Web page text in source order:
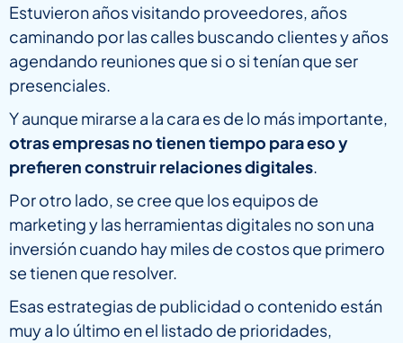
Estuvieron años visitando proveedores, años
caminando por las calles buscando clientes y años
agendando reuniones que si o si tenían que ser
presenciales.
Y aunque mirarse a la cara es de lo más importante,
otras empresas no tienen tiempo para eso y
prefieren construir relaciones digitales.
Por otro lado, se cree que los equipos de
marketing y las herramientas digitales no son una
inversión cuando hay miles de costos que primero
se tienen que resolver.
Esas estrategias de publicidad o contenido están
muy a lo último en el listado de prioridades,